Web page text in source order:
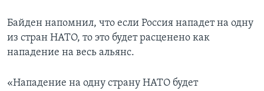
Байден напомнил, что если Россия нападет на одну
из стран НАТО, то это будет расценено как
нападение на весь альянс.
«Нападение на одну страну НАТО будет